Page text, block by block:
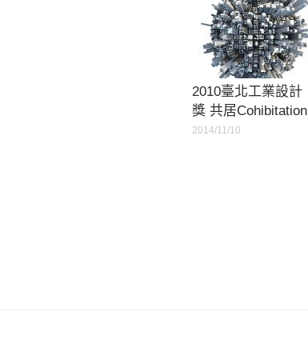
2010臺北工業設計
獎 共居Cohibitation
2014/11/10